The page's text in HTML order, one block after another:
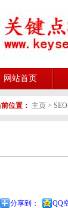
网站首页
位置： 主页 >
分享到： QQ